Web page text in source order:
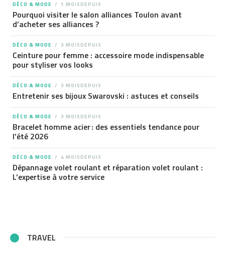
DÉCO & MODE 1 MOISDEPUIS
Pourquoi visiter le salon alliances Toulon avant
d’acheter ses alliances ?
DÉCO & MODE 3 MOISDEPUIS
Ceinture pour femme : accessoire mode indispensable
pour styliser vos looks
DÉCO & MODE 3 MOISDEPUIS
Entretenir ses bijoux Swarovski : astuces et conseils
DÉCO & MODE 3 MOISDEPUIS
Bracelet homme acier : des essentiels tendance pour
l’été 2026
DÉCO & MODE 4 MOISDEPUIS
Dépannage volet roulant et réparation volet roulant :
L’expertise à votre service
TRAVEL